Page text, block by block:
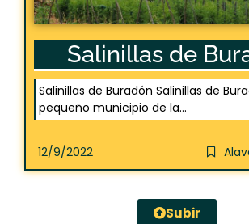
Salinillas de
Salinillas de Buradón Salinillas de
pequeño municipio de la...
12/9/2022
Subir